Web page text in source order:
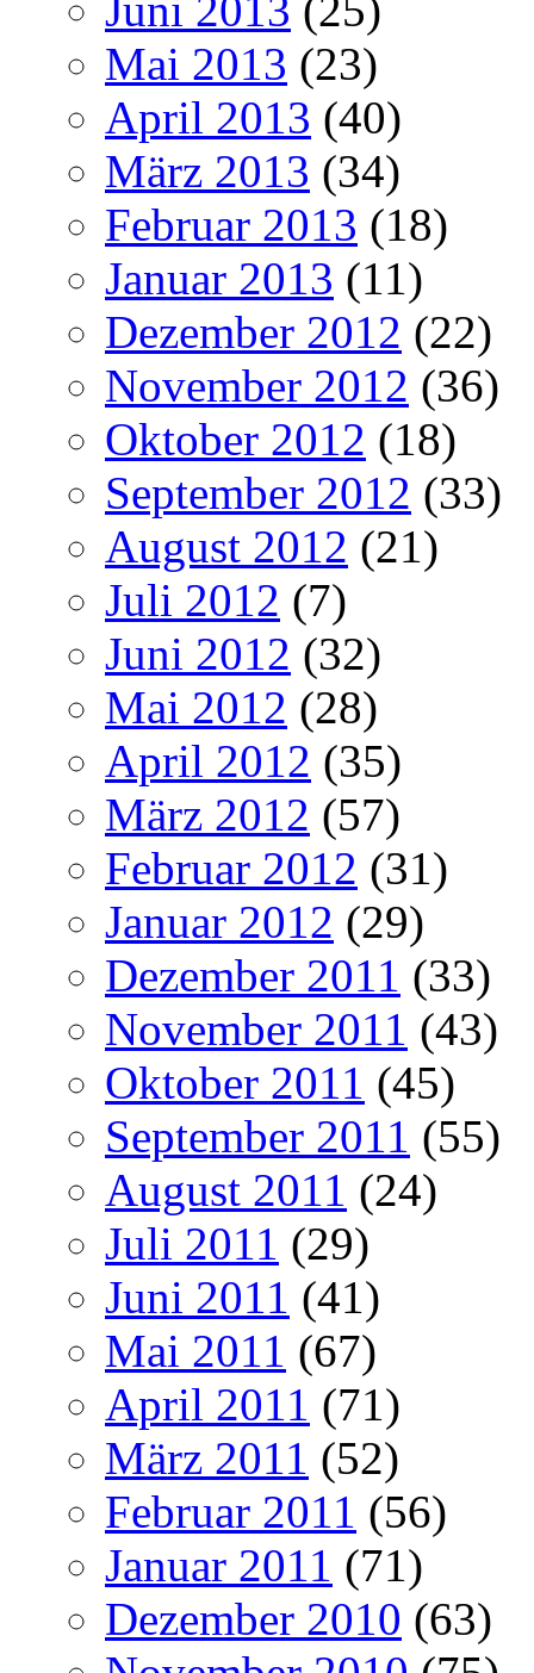
Mai 2013 (23)
April 2013 (40)
März 2013 (34)
Februar 2013 (18)
Januar 2013 (11)
Dezember 2012 (22)
November 2012 (36)
Oktober 2012 (18)
September 2012 (33)
August 2012 (21)
Juli 2012 (7)
Juni 2012 (32)
Mai 2012 (28)
April 2012 (35)
März 2012 (57)
Februar 2012 (31)
Januar 2012 (29)
Dezember 2011 (33)
November 2011 (43)
Oktober 2011 (45)
September 2011 (55)
August 2011 (24)
Juli 2011 (29)
Juni 2011 (41)
Mai 2011 (67)
April 2011 (71)
März 2011 (52)
Februar 2011 (56)
Januar 2011 (71)
Dezember 2010 (63)